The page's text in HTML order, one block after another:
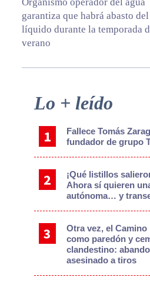
garantiza que habrá abasto del
líquido durante la temporada
verano
Primary
Lo + leído
Fallece Tomás
fundador de grupo
¡Qué listillos
Ahora sí quieren
autónoma… y
Otra vez, el Camino
como paredón y
clandestino:
asesinado a tiros